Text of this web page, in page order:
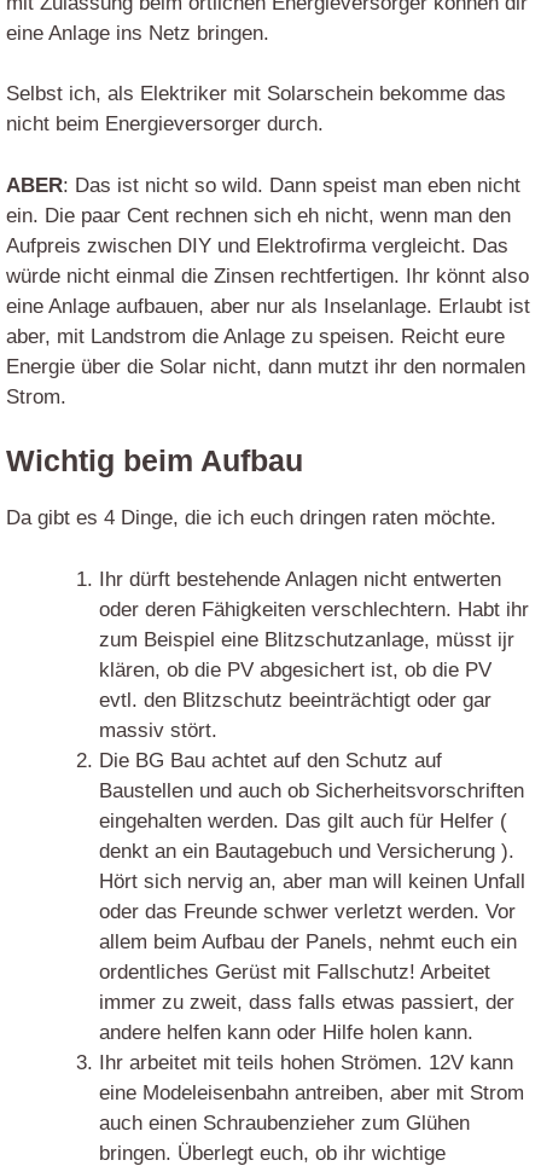
eine Anlage ins Netz bringen.
Selbst ich, als Elektriker mit Solarschein bekomme das
nicht beim Energieversorger durch.
ABER: Das ist nicht so wild. Dann speist man eben nicht
ein. Die paar Cent rechnen sich eh nicht, wenn man den
Aufpreis zwischen DIY und Elektrofirma vergleicht. Das
würde nicht einmal die Zinsen rechtfertigen. Ihr könnt also
eine Anlage aufbauen, aber nur als Inselanlage. Erlaubt ist
aber, mit Landstrom die Anlage zu speisen. Reicht eure
Energie über die Solar nicht, dann mutzt ihr den normalen
Strom.
Wichtig beim Aufbau
Da gibt es 4 Dinge, die ich euch dringen raten möchte.
Ihr dürft bestehende Anlagen nicht entwerten
oder deren Fähigkeiten verschlechtern. Habt ihr
zum Beispiel eine Blitzschutzanlage, müsst ijr
klären, ob die PV abgesichert ist, ob die PV
evtl. den Blitzschutz beeinträchtigt oder gar
massiv stört.
Die BG Bau achtet auf den Schutz auf
Baustellen und auch ob Sicherheitsvorschriften
eingehalten werden. Das gilt auch für Helfer (
denkt an ein Bautagebuch und Versicherung ).
Hört sich nervig an, aber man will keinen Unfall
oder das Freunde schwer verletzt werden. Vor
allem beim Aufbau der Panels, nehmt euch ein
ordentliches Gerüst mit Fallschutz! Arbeitet
immer zu zweit, dass falls etwas passiert, der
andere helfen kann oder Hilfe holen kann.
Ihr arbeitet mit teils hohen Strömen. 12V kann
eine Modeleisenbahn antreiben, aber mit Strom
auch einen Schraubenzieher zum Glühen
bringen. Überlegt euch, ob ihr wichtige